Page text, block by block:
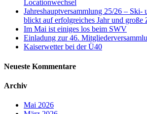
Locationwechsel
Jahreshauptversammlung 25/26 – Ski-
blickt auf erfolgreiches Jahr und große
Im Mai ist einiges los beim SWV
Einladung zur 46.
Kaiserwetter bei der Ü40
Neueste Kommentare
Archiv
Mai 2026